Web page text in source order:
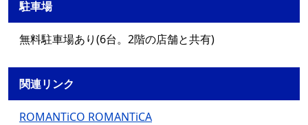
駐車場
無料駐車場あり(6台。2階の店舗と共有)
関連リンク
ROMANTiCO ROMANTiCA